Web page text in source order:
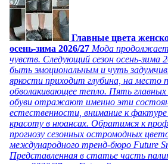
Главные цвета
осень-зима 2026/27 Мода
чувств. Следующий сезон осень-зима
быть эмоциональным и чуть
яркости приходит глубина, на место
обволакивающее тепло. Пять
обуви отражают именно эти
естественности, внимание к
красоту в нюансах. Обратимся к
прогнозу сезонных остромодных
международного тренд-бюро Future
Представленная в статье часть